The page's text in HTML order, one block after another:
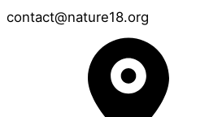
contact@nature18.org